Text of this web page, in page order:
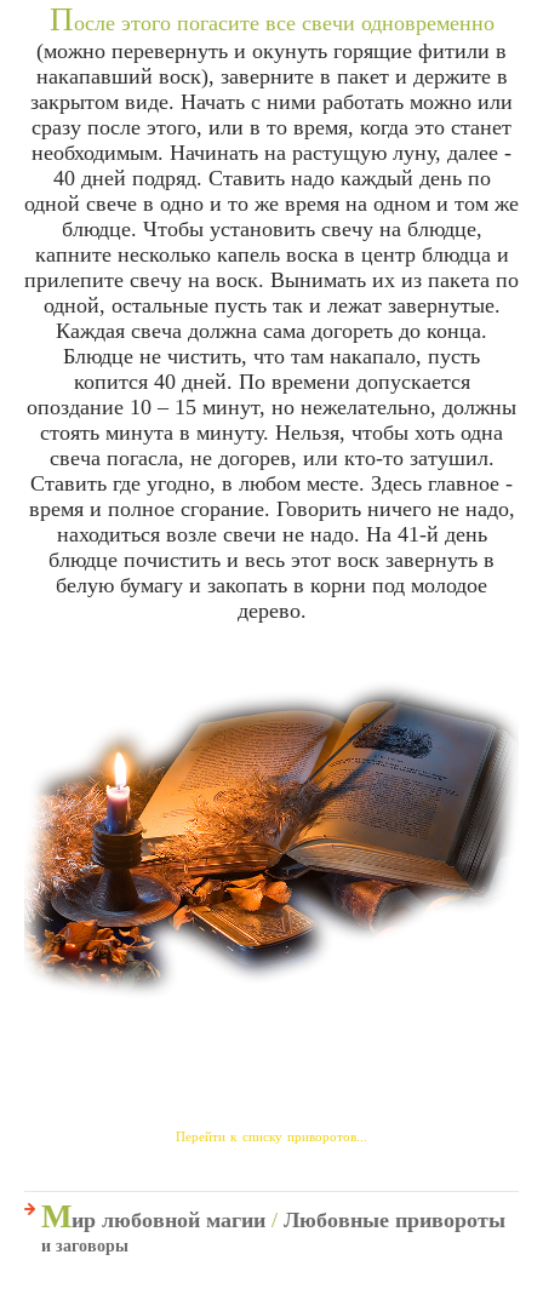
После этого погасите все свечи одновременно
(можно перевернуть и окунуть горящие фитили в
накапавший воск), заверните в пакет и держите в
закрытом виде. Начать с ними работать можно или
сразу после этого, или в то время, когда это станет
необходимым. Начинать на растущую луну, далее -
40 дней подряд. Ставить надо каждый день по
одной свече в одно и то же время на одном и том же
блюдце. Чтобы установить свечу на блюдце,
капните несколько капель воска в центр блюдца и
прилепите свечу на воск. Вынимать их из пакета по
одной, остальные пусть так и лежат завернутые.
Каждая свеча должна сама догореть до конца.
Блюдце не чистить, что там накапало, пусть
копится 40 дней. По времени допускается
опоздание 10 – 15 минут, но нежелательно, должны
стоять минута в минуту. Нельзя, чтобы хоть одна
свеча погасла, не догорев, или кто-то затушил.
Ставить где угодно, в любом месте. Здесь главное -
время и полное сгорание. Говорить ничего не надо,
находиться возле свечи не надо. На 41-й день
блюдце почистить и весь этот воск завернуть в
белую бумагу и закопать в корни под молодое
дерево.
Перейти к списку приворотов...
Мир любовной магии / Любовные привороты
и заговоры